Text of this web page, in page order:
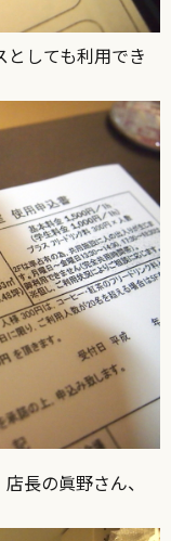
としても利用でき
長の眞野さん、